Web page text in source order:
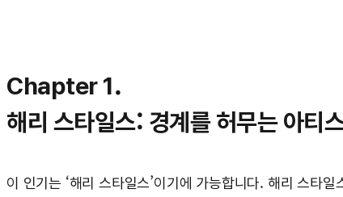
Chapter 1.
해리 스타일스: 경계를 허무는 아티
이 인기는 ‘해리 스타일스’이기에 가능합니다. 해리 스타